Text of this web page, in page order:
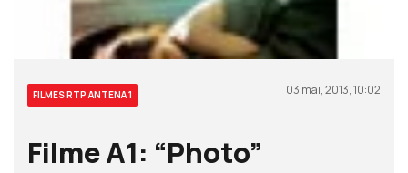
FILMES RTP ANTENA 1 03 mai, 2013, 10:02
Filme A1: “Photo”